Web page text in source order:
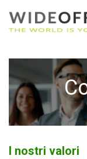
I nostri valori